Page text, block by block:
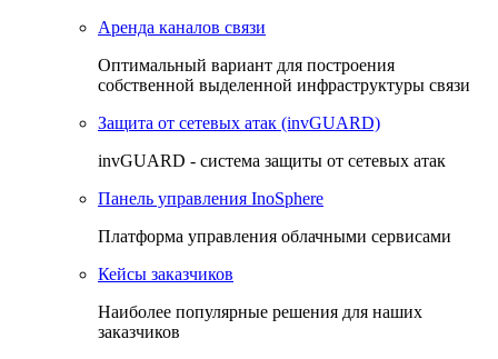
Аренда каналов связи
Оптимальный вариант для построения
собственной выделенной инфраструктуры связи
Защита от сетевых атак (invGUARD)
invGUARD - система защиты от сетевых атак
Панель управления InoSphere
Платформа управления облачными сервисами
Кейсы заказчиков
Наиболее популярные решения для наших
заказчиков